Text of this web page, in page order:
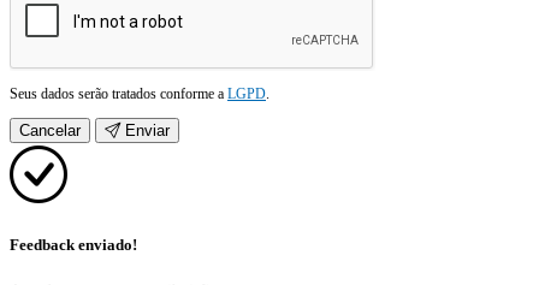
Seus dados serão tratados conforme a LGPD.
Cancelar Enviar
Feedback enviado!